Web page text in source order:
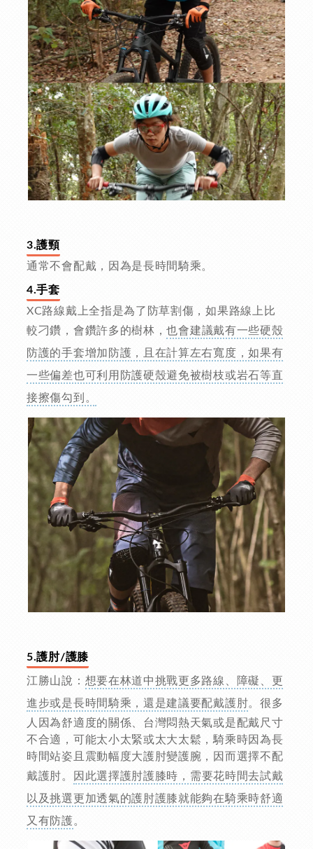
3.護頸
通常不會配戴，因為是長時間騎乘。
4.手套
XC路線戴上全指是為了防草割傷，如果路線上比
較刁鑽，會鑽許多的樹林，也會建議戴有一些硬殼
防護的手套增加防護，且在計算左右寬度，如果有
一些偏差也可利用防護硬殼避免被樹枝或岩石等直
接擦傷勾到。
5.護肘/護膝
江勝山說： 想要在林道中挑戰更多路線、障礙、更
進步或是長時間騎乘，還是建議要配戴護肘。很多
人因為舒適度的關係、台灣悶熱天氣或是配戴尺寸
不合適，可能太小太緊或太大太鬆，騎乘時因為長
時間站姿且震動幅度大護肘變護腕，因而選擇不配
戴護肘。
因此選擇護肘護膝時，需要花時間去試戴
以及挑選更加透氣的護肘護膝就能夠在騎乘時舒適
又有防護 。